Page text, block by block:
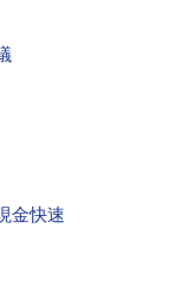
金快速